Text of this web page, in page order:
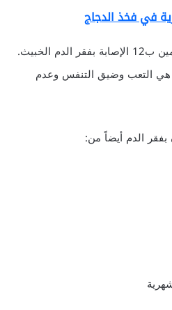
في فخذ الدجاج
كما يمكن أن يسبب نقص فيتامين ب12 الإصابة بفقر الدم الخبيث.
هي التعب وضيق التنفس وعدم
الدم أيضاً من: